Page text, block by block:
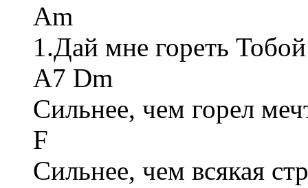
Am
1.Дай мне гореть Тобой
A7 Dm
Сильнее, чем горел
F
Сильнее, чем всякая